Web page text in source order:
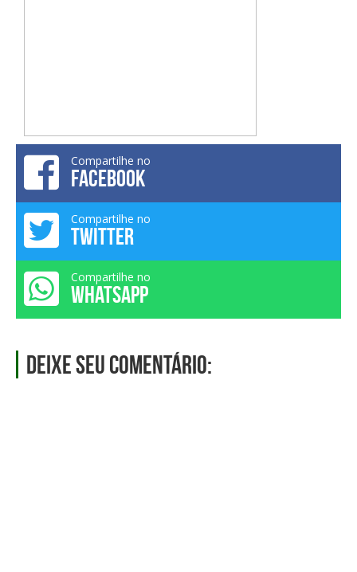
Compartilhe no
FACEBOOK
Compartilhe no
TWITTER
Compartilhe no
WHATSAPP
Deixe seu comentário: